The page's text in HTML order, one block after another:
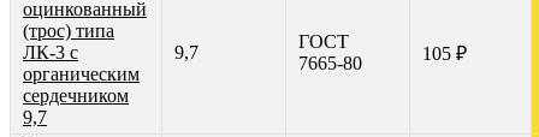
оцинкованный
(трос) типа
ЛК-3 с
органическим
сердечником
9,7
9,7
ГОСТ
7665-80
105 ₽